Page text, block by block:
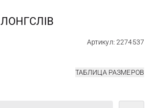
ЛОНГСЛІВ
Артикул: 2274537
ТАБЛИЦА РАЗМЕРОВ